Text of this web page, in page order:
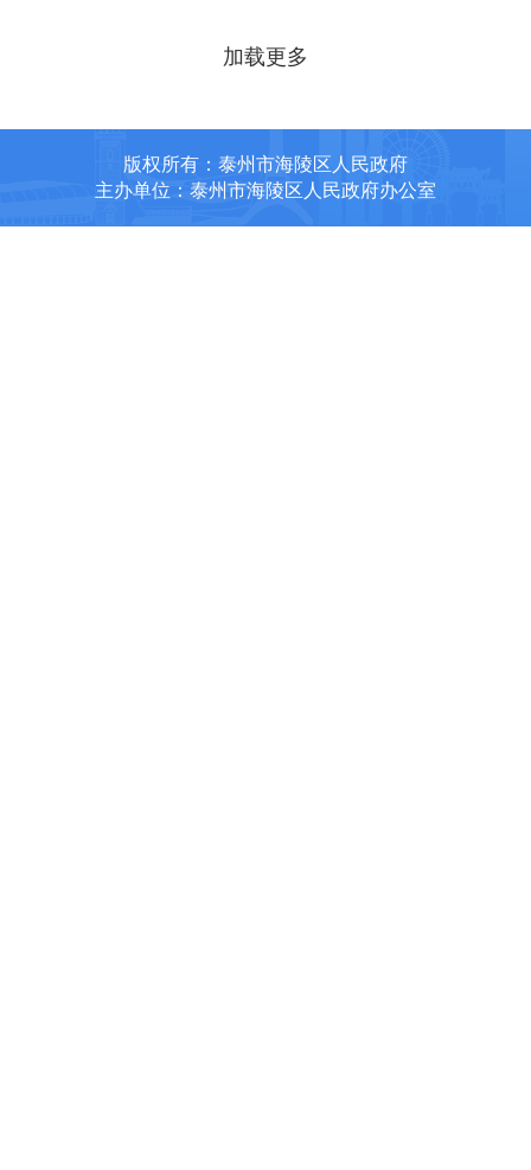
加载更多
版权所有：泰州市海陵区人民政府
主办单位：泰州市海陵区人民政府办公室